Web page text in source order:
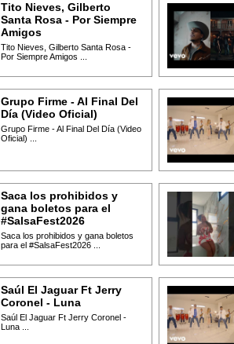
Tito Nieves, Gilberto
Santa Rosa - Por Siempre
Amigos
Tito Nieves, Gilberto Santa Rosa -
Por Siempre Amigos ...
Grupo Firme - Al Final Del
Día (Video Oficial)
Grupo Firme - Al Final Del Día (Video
Oficial) ...
Saca los prohibidos y
gana boletos para el
#SalsaFest2026
Saca los prohibidos y gana boletos
para el #SalsaFest2026 ...
Saúl El Jaguar Ft Jerry
Coronel - Luna
Saúl El Jaguar Ft Jerry Coronel -
Luna ...